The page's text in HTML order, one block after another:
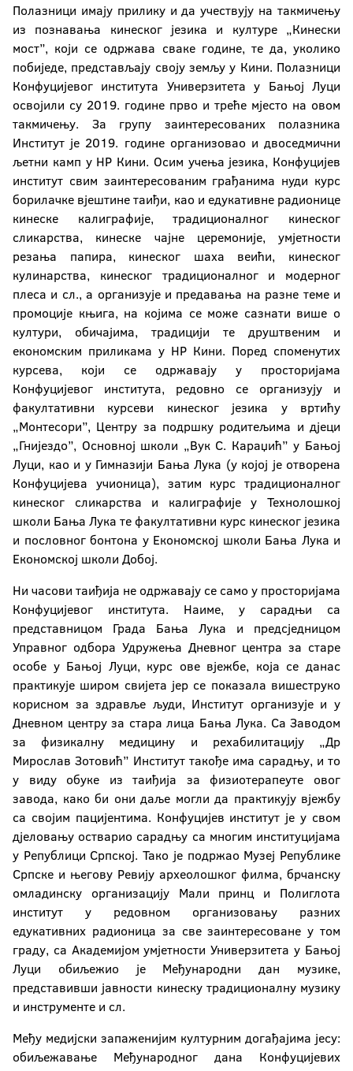
Полазници имају прилику и да учествују на такмичењу
из познавања кинеског језика и културе „Кинески
мост”, који се одржава сваке године, те да, уколико
побиједе, представљају своју земљу у Кини. Полазници
Конфуцијевог института Универзитета у Бањој Луци
освојили су 2019. године прво и треће мјесто на овом
такмичењу. За групу заинтересованих полазника
Институт је 2019. године организовао и двоседмични
љетни камп у НР Кини. Осим учења језика, Конфуцијев
институт свим заинтересованим грађанима нуди курс
борилачке вјештине таиђи, као и едукативне радионице
кинеске калиграфије, традиционалног кинеског
сликарства, кинеске чајне церемоније, умјетности
резања папира, кинеског шаха веићи, кинеског
кулинарства, кинеског традиционалног и модерног
плеса и сл., а организује и предавања на разне теме и
промоције књига, на којима се може сазнати више о
култури, обичајима, традицији те друштвеним и
економским приликама у НР Кини. Поред споменутих
курсева, који се одржавају у просторијама
Конфуцијевог института, редовно се организују и
факултативни курсеви кинеског језика у вртићу
„Монтесори”, Центру за подршку родитељима и дјеци
„Гнијездо”, Основној школи „Вук С. Караџић” у Бањој
Луци, као и у Гимназији Бања Лука (у којој je отворена
Конфуцијева учионица), затим курс традиционалног
кинеског сликарства и калиграфије у Технолошкој
школи Бања Лука те факултативни курс кинеског језика
и пословног бонтона у Економској школи Бања Лука и
Економској школи Добој.
Ни часови таиђија не одржавају се само у просторијама
Конфуцијевог института. Наиме, у сарадњи са
представницом Града Бања Лука и предсједницом
Управног одбора Удружења Дневног центра за старе
особе у Бањој Луци, курс ове вјежбе, која се данас
практикује широм свијета јер се показалa вишеструко
корисном за здравље људи, Институт организује и у
Дневном центру за стара лица Бања Лука. Са Заводом
за физикалну медицину и рехабилитацију „Др
Мирослав Зотовић” Институт такође има сарадњу, и то
у виду обуке из таиђија за физиотерапеуте овог
завода, како би они даље могли да практикују вјежбу
са својим пацијентима. Конфуцијев институт је у свом
дјеловању остварио сарадњу са многим институцијама
у Републици Српској. Тако је подржао Музеј Републике
Српске и његову Ревију археолошког филма, брчанску
омладинску организацију Мали принц и Полиглота
институт у редовном организовању разних
едукативних радионица за све заинтересоване у том
граду, са Академијом умјетности Универзитета у Бањој
Луци обиљежио је Међународни дан музике,
представивши јавности кинеску традиционалну музику
и инструменте и сл.
Међу медијски запаженијим културним догађајима јесу:
обиљежавање Међународног дана Конфуцијевих